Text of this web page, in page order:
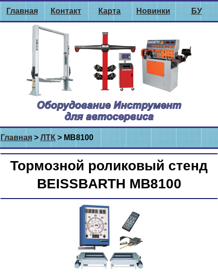
Главная Контакт Карта Новинки БУ
Главная > ЛТК > MB8100
Тормозной роликовый стенд
BEISSBARTH MB8100